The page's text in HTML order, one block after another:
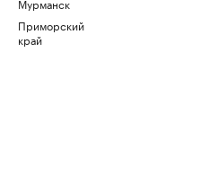
Мурманск
Приморский
край